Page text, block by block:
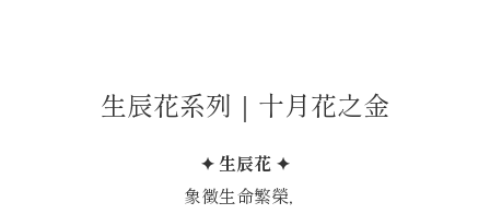
生辰花系列｜十月花之金
✦ 生辰花 ✦
象徵生命繁榮，